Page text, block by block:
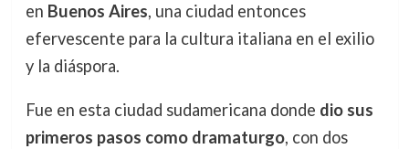
en Buenos Aires, una ciudad entonces
efervescente para la cultura italiana en el exilio
y la diáspora.
Fue en esta ciudad sudamericana donde dio sus
primeros pasos como dramaturgo, con dos